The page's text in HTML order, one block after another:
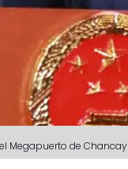
Megapuerto de Chancay